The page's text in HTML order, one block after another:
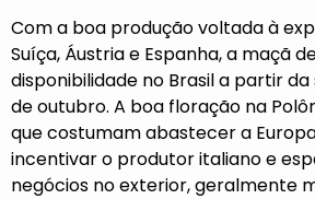
Com a boa produção voltada à
Suíça, Áustria e Espanha, a maçã
disponibilidade no Brasil a partir
de outubro. A boa floração na
que costumam abastecer a
incentivar o produtor italiano e
negócios no exterior, geralmente